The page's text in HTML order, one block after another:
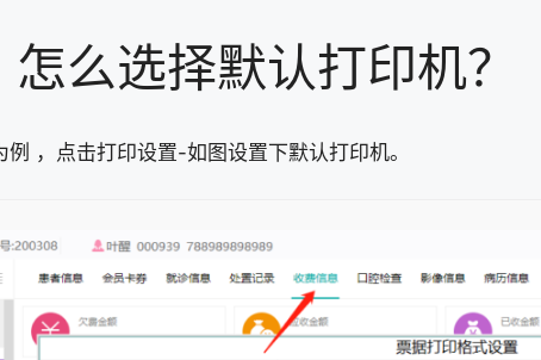
么选择默认打印机？
，点击打印设置-如图设置下默认打印机。